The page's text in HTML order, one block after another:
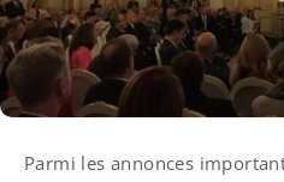
Parmi les annonces